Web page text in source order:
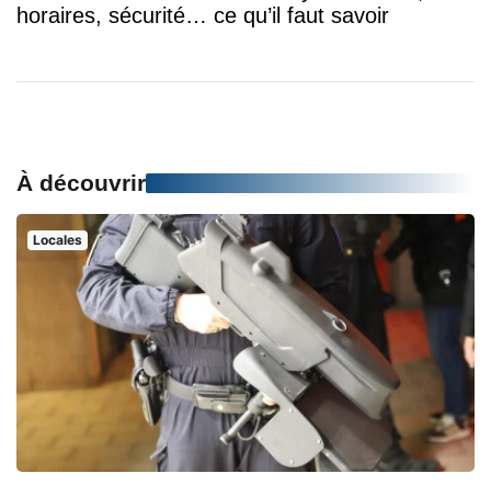
horaires, sécurité… ce qu’il faut savoir
À découvrir
Locales